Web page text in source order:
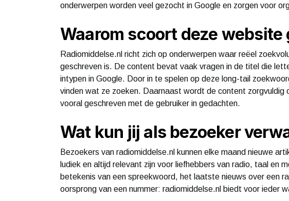
onderwerpen worden veel gezocht in Google en zorgen voor
Waarom scoort deze website
Radiomiddelse.nl richt zich op onderwerpen waar reëel
geschreven is. De content bevat vaak vragen in de titel die
intypen in Google. Door in te spelen op deze long-tail
vinden wat ze zoeken. Daarnaast wordt de content
vooral geschreven met de gebruiker in gedachten.
Wat kun jij als bezoeker
Bezoekers van radiomiddelse.nl kunnen elke maand nieuwe
ludiek en altijd relevant zijn voor liefhebbers van radio, taal en
betekenis van een spreekwoord, het laatste nieuws over een
oorsprong van een nummer: radiomiddelse.nl biedt voor ieder